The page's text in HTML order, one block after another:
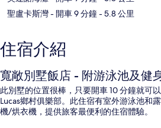
聖盧卡斯灣- 開車 9 分鐘- 5.8 公里
住宿介紹
寬敞別墅飯店 - 附游泳池及健
此別墅的位置很棒，只要開車 10 分鐘就可
Lucas鄉村俱樂部。此住宿有室外游泳池和
機/烘衣機，提供旅客最便利的住宿體驗。